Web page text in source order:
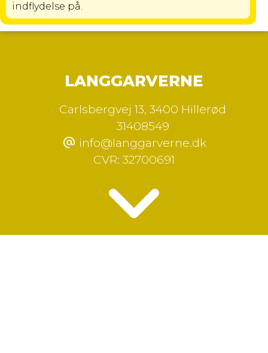
indflydelse på.
LANGGARVERNE
Carlsbergvej 13, 3400 Hillerød
31408549
info@langgarverne.dk
CVR: 32700691